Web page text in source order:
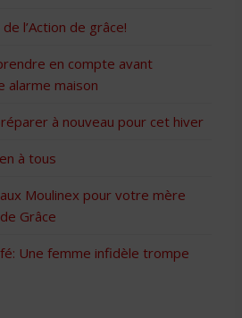
l’Action de grâce!
en compte avant
alarme maison
à nouveau pour cet hiver
à tous
Moulinex pour votre mère
Grâce
Une femme infidèle trompe